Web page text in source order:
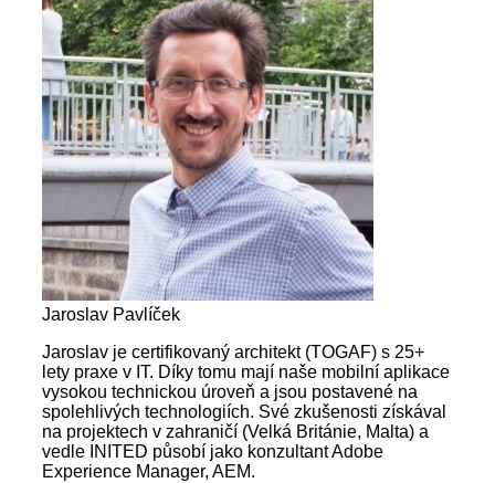
Jaroslav Pavlíček
Jaroslav je certifikovaný architekt (TOGAF) s 25+
lety praxe v IT. Díky tomu mají naše mobilní aplikace
vysokou technickou úroveň a jsou postavené na
spolehlivých technologiích. Své zkušenosti získával
na projektech v zahraničí (Velká Británie, Malta) a
vedle INITED působí jako konzultant Adobe
Experience Manager, AEM.